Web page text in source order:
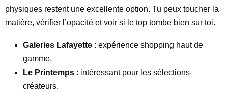
physiques restent une excellente option. Tu peux toucher la
matière, vérifier l’opacité et voir si le top tombe bien sur toi.
Galeries Lafayette : expérience shopping haut de
gamme.
Le Printemps : intéressant pour les sélections
créateurs.